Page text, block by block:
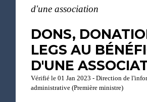
d'une association
DONS,
LEGS AU
D'UNE
Vérifié le 01 Jan 2023 - Direction de
administrative (Première ministre)